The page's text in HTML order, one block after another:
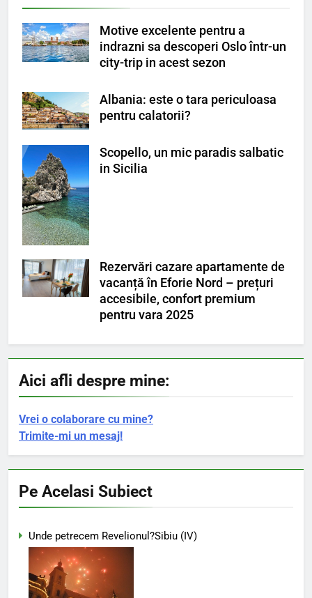
Motive excelente pentru a
indrazni sa descoperi Oslo într-un
city-trip in acest sezon
Albania: este o tara periculoasa
pentru calatorii?
Scopello, un mic paradis salbatic
in Sicilia
Rezervări cazare apartamente de
vacanță în Eforie Nord – prețuri
accesibile, confort premium
pentru vara 2025
Aici afli despre mine:
Vrei o colaborare cu mine?
Trimite-mi un mesaj!
Pe Acelasi Subiect
Unde petrecem Revelionul?Sibiu (IV)